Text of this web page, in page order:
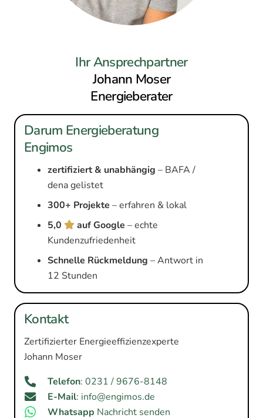
Ihr Ansprechpartner
Johann Moser
Energieberater
Darum Energieberatung
Engimos
zertifiziert & unabhängig – BAFA /
dena gelistet
300+ Projekte – erfahren & lokal
5,0
auf Google – echte
Kundenzufriedenheit
Schnelle Rückmeldung – Antwort in
12 Stunden
Kontakt
Zertifizierter Energieeffizienzexperte
Johann Moser
Telefon: 0231 / 9676-8148
E-Mail: info@engimos.de
Whatsapp Nachricht senden